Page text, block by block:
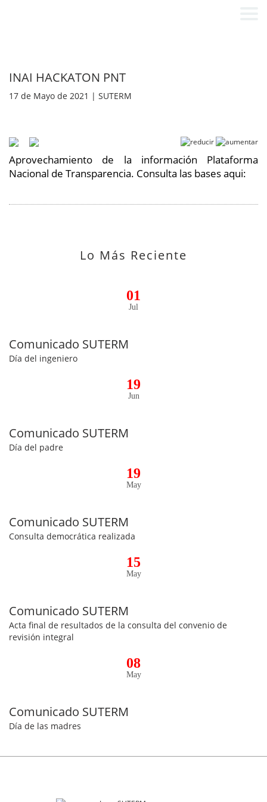
INAI HACKATON PNT
17 de Mayo de 2021 | SUTERM
Aprovechamiento de la información Plataforma
Nacional de Transparencia. Consulta las bases aqui:
Lo Más Reciente
01
Jul
Comunicado SUTERM
Día del ingeniero
19
Jun
Comunicado SUTERM
Día del padre
19
May
Comunicado SUTERM
Consulta democrática realizada
15
May
Comunicado SUTERM
Acta final de resultados de la consulta del convenio de
revisión integral
08
May
Comunicado SUTERM
Día de las madres